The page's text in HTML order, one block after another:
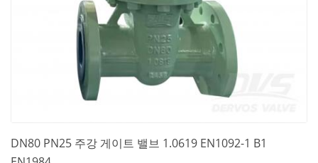
DN80 PN25 주강 게이트 밸브 1.0619 EN1092-1 B1